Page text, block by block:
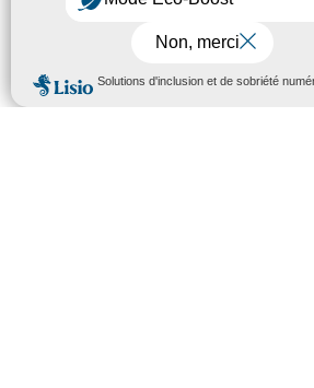
MENU
Salons(11)
Sommet mondial du